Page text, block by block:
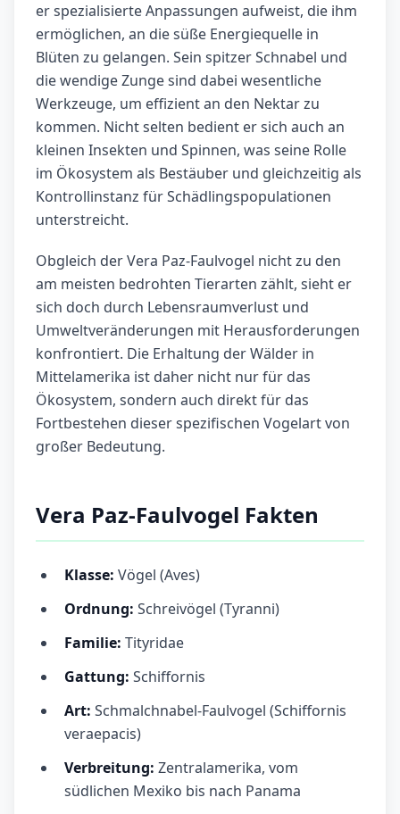
er spezialisierte Anpassungen aufweist, die ihm
ermöglichen, an die süße Energiequelle in
Blüten zu gelangen. Sein spitzer Schnabel und
die wendige Zunge sind dabei wesentliche
Werkzeuge, um effizient an den Nektar zu
kommen. Nicht selten bedient er sich auch an
kleinen Insekten und Spinnen, was seine Rolle
im Ökosystem als Bestäuber und gleichzeitig als
Kontrollinstanz für Schädlingspopulationen
unterstreicht.
Obgleich der Vera Paz-Faulvogel nicht zu den
am meisten bedrohten Tierarten zählt, sieht er
sich doch durch Lebensraumverlust und
Umweltveränderungen mit Herausforderungen
konfrontiert. Die Erhaltung der Wälder in
Mittelamerika ist daher nicht nur für das
Ökosystem, sondern auch direkt für das
Fortbestehen dieser spezifischen Vogelart von
großer Bedeutung.
Vera Paz-Faulvogel Fakten
Klasse: Vögel (Aves)
Ordnung: Schreivögel (Tyranni)
Familie: Tityridae
Gattung: Schiffornis
Art: Schmalchnabel-Faulvogel (Schiffornis
veraepacis)
Verbreitung: Zentralamerika, vom
südlichen Mexiko bis nach Panama